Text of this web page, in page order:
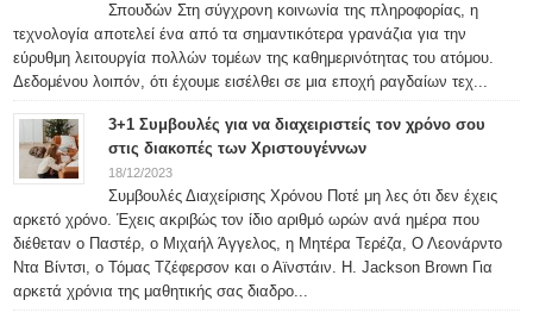
Σπουδών Στη σύγχρονη κοινωνία της πληροφορίας, η
τεχνολογία αποτελεί ένα από τα σημαντικότερα γρανάζια για την
εύρυθμη λειτουργία πολλών τομέων της καθημερινότητας του ατόμου.
Δεδομένου λοιπόν, ότι έχουμε εισέλθει σε μια εποχή ραγδαίων τεχ...
3+1 Συμβουλές για να διαχειριστείς τον χρόνο σου
στις διακοπές των Χριστουγέννων
18/12/2023
Συμβουλές Διαχείρισης Χρόνου Ποτέ μη λες ότι δεν έχεις
αρκετό χρόνο. Έχεις ακριβώς τον ίδιο αριθμό ωρών ανά ημέρα που
διέθεταν ο Παστέρ, ο Μιχαήλ Άγγελος, η Μητέρα Τερέζα, Ο Λεονάρντο
Ντα Βίντσι, ο Τόμας Τζέφερσον και ο Αϊνστάιν. H. Jackson Brown Για
αρκετά χρόνια της μαθητικής σας διαδρο...